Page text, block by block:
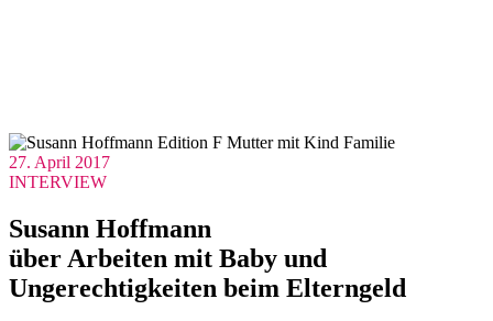
27. April 2017
INTERVIEW
Susann Hoffmann
über Arbeiten mit Baby und
Ungerechtigkeiten beim Elterngeld